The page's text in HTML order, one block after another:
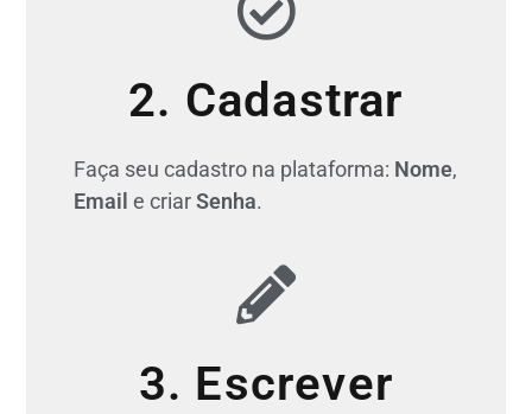
2. Cadastrar
Faça seu cadastro na plataforma: Nome,
Email e criarSenha.
3. Escrever